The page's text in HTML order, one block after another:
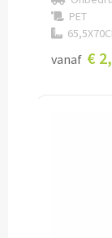
Cocktailsets
IJsblokjes
PET
vanaf €